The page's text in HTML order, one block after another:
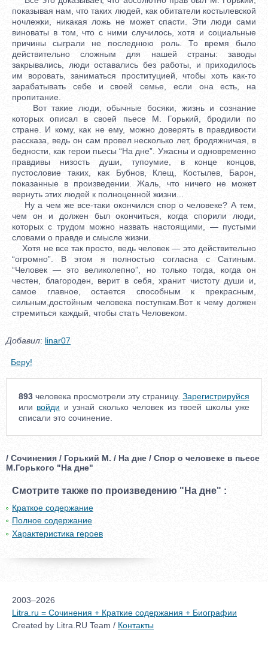
показывая нам, что таких людей, как обитатели костылевской
ночлежки, никакая ложь не может спасти. Эти люди сами
виноваты в том, что с ними случилось, хотя и социальные
причины сыграли не последнюю роль. То время было
действительно сложным для нашей страны: заводы
закрывались, люди оставались без работы, и приходилось
им воровать, заниматься проституцией, чтобы хоть как-то
зарабатывать себе и своей семье, если она есть, на
пропитание.
Вот такие люди, обычные босяки, жизнь и сознание
которых описал в своей пьесе М. Горький, бродили по
стране. И кому, как не ему, можно доверять в правдивости
рассказа, ведь он сам провел несколько лет, бродяжничая, в
бедности, как герои пьесы “На дне”. Ужасны и одновременно
правдивы низость души, тупоумие, в конце концов,
пустословие таких, как Бубнов, Клещ, Костылев, Барон,
показанные в произведении. Жаль, что ничего не может
вернуть этих людей к полноценной жизни...
Ну а чем же все-таки окончился спор о человеке? А тем,
чем он и должен был окончиться, когда спорили люди,
которых с трудом можно назвать настоящими, — пустыми
словами о правде и смысле жизни.
Хотя не все так просто, ведь человек — это действительно
“огромно”. В этом я полностью согласна с Сатиным.
“Человек — это великолепно”, но только тогда, когда он
честен, благороден, верит в себя, хранит чистоту души и,
самое главное, остается способным к прекрасным,
сильным,достойным человека поступкам.Вот к чему должен
стремиться каждый, чтобы стать Человеком.
Добавил: linar07
Беру!
893 человека просмотрели эту страницу. Зарегистрируйся
или войди и узнай сколько человек из твоей школы уже
списали это сочинение.
/ Сочинения / Горький М. / На дне / Спор о человеке в пьесе
М.Горького "На дне"
Смотрите также по произведению "На дне" :
Краткое содержание
Полное содержание
Характеристика героев
2003–2026
Litra.ru = Сочинения + Краткие содержания + Биографии
Created by Litra.RU Team / Контакты